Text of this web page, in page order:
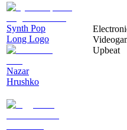
Synth Pop
Long Logo
Nazar
Hrushko
Upbeat